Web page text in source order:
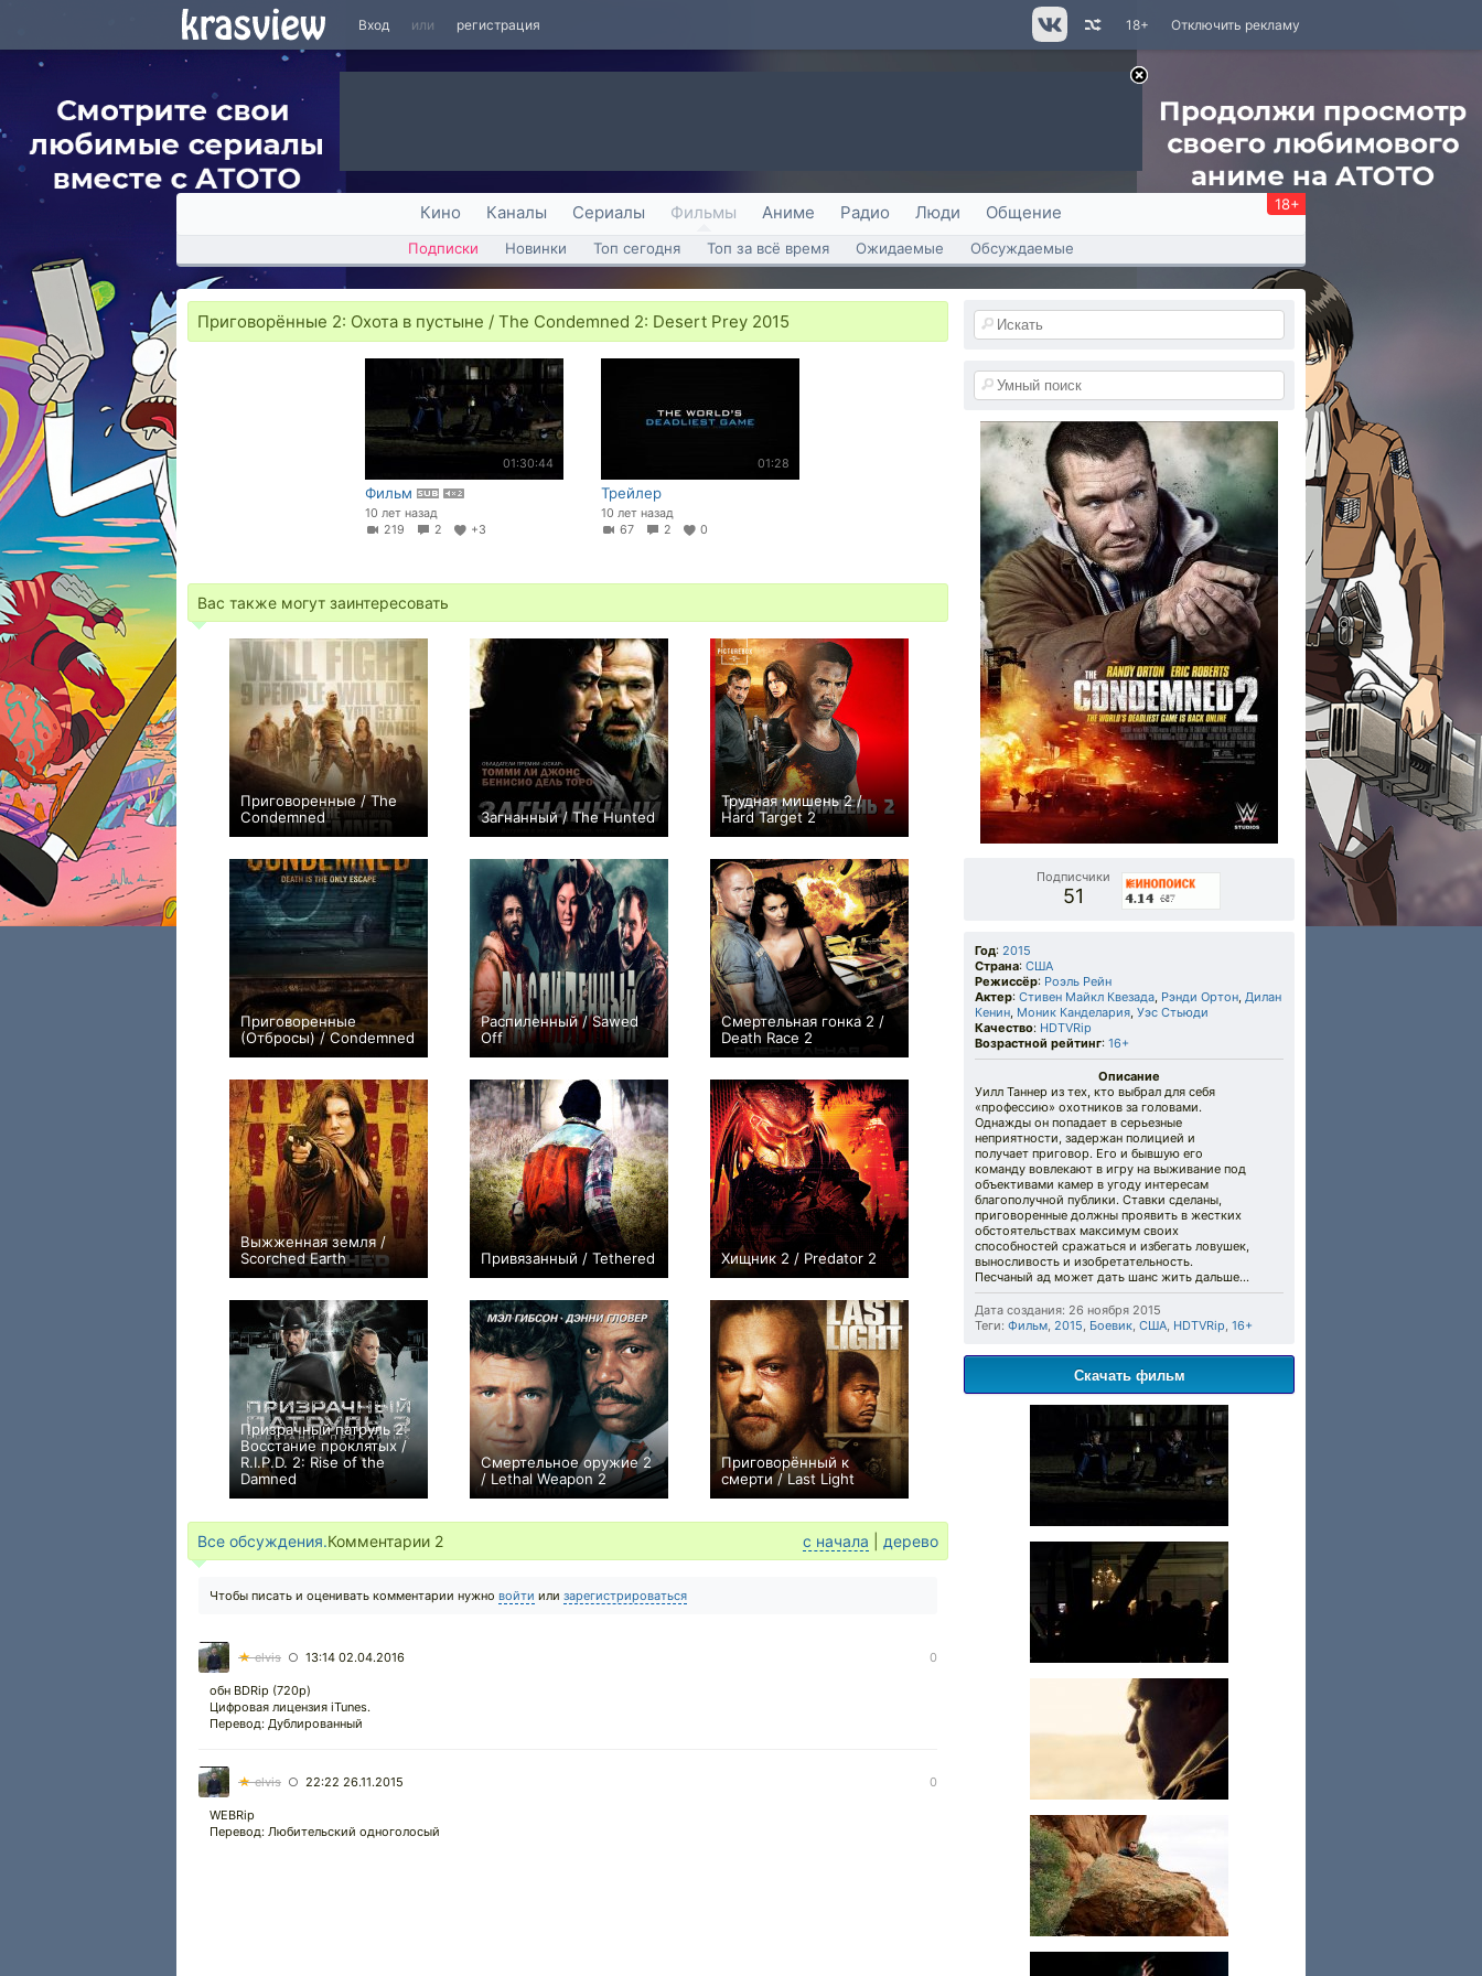
Вход или регистрация Отключить рекламу
18+
Кино Каналы Сериалы Фильмы Аниме Радио Люди Общение 18+
Подписки Новинки Топ сегодня Топ за всё время Ожидаемые Обсуждаемые
Приговорённые 2: Охота в пустыне / The Condemned 2: Desert Prey 2015
01:30:44
Фильм
10 лет назад
219
2 +3
01:28
Трейлер
10 лет назад
67
2 0
Вас также могут заинтересовать
Приговоренные / The
Condemned
+7
Загнанный / The Hunted
+17
Трудная мишень 2 /
Hard Target 2
+14
Приговоренные
(Отбросы) / Condemned
−2
Распиленный / Sawed
Off
0
Смертельная гонка 2 /
Death Race 2
+20
Выжженная земля /
Scorched Earth
+7
Привязанный / Tethered
+1
Хищник 2 / Predator 2
+95
Призрачный патруль 2:
Восстание проклятых /
R.I.P.D. 2: Rise of the
Damned
+32
Смертельное оружие 2
/ Lethal Weapon 2
+36
Приговорённый к
смерти / Last Light
0
Все обсуждения.Комментарии 2 с начала дерево
Чтобы писать и оценивать комментарии нужно войти или зарегистрироваться
★elvis ○ 13:14 02.04.2016 0
обн BDRip (720p)
Цифровая лицензия iTunes.
Перевод: Дублированный
★elvis ○ 22:22 26.11.2015 0
WEBRip
Перевод: Любительский одноголосый
Подписчики
51
Год: 2015
Страна: США
Режиссёр: Роэль Рейн
Актер: Стивен Майкл Квезада, Рэнди Ортон, Дилан
Кенин, Моник Канделария, Уэс Стьюди
Качество: HDTVRip
Возрастной рейтинг: 16+
Описание
Уилл Таннер из тех, кто выбрал для себя
«профессию» охотников за головами.
Однажды он попадает в серьезные
неприятности, задержан полицией и
получает приговор. Его и бывшую его
команду вовлекают в игру на выживание под
объективами камер в угоду интересам
благополучной публики. Ставки сделаны,
приговоренные должны проявить в жестких
обстоятельствах максимум своих
способностей сражаться и избегать ловушек,
выносливость и изобретательность.
Песчаный ад может дать шанс жить дальше…
Дата создания: 26 ноября 2015
Теги: Фильм, 2015, Боевик, США, HDTVRip, 16+
Скачать фильм